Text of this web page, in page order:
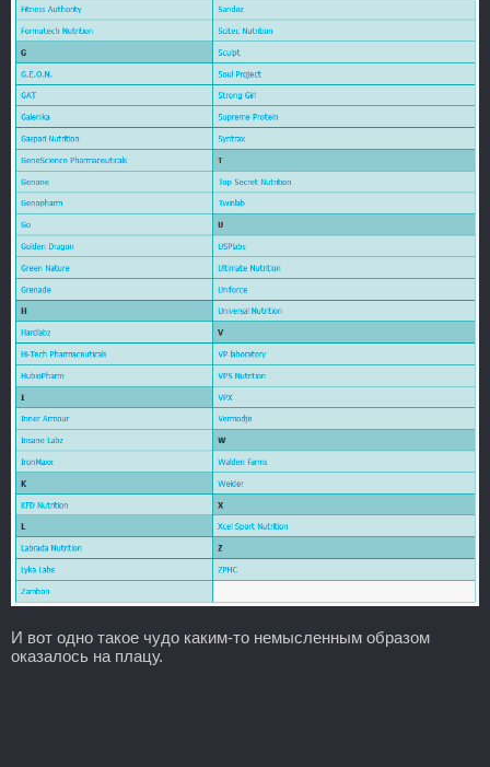
И вот одно такое чудо каким-то немысленным образом
оказалось на плацу.